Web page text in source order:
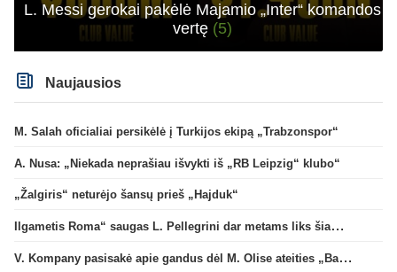
L. Messi gerokai pakėlė Majamio „Inter“ komandos
vertę (5)
Naujausios
M. Salah oficialiai persikėlė į Turkijos ekipą „Trabzonspor“
A. Nusa: „Niekada neprašiau išvykti iš „RB Leipzig“ klubo“
„Žalgiris“ neturėjo šansų prieš „Hajduk“
Ilgametis Roma“ saugas L. Pellegrini dar metams liks šiame klube
V. Kompany pasisakė apie gandus dėl M. Olise ateities „Bayern“ gretose